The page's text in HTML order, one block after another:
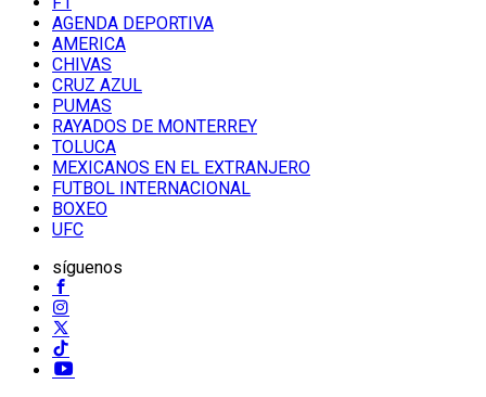
AGENDA DEPORTIVA
AMERICA
CHIVAS
CRUZ AZUL
PUMAS
RAYADOS DE MONTERREY
TOLUCA
MEXICANOS EN EL EXTRANJERO
FUTBOL INTERNACIONAL
BOXEO
UFC
síguenos